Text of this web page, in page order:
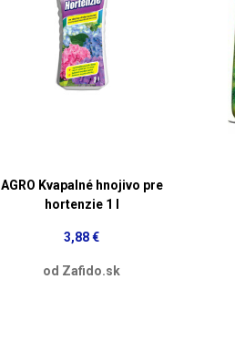
AGRO Kvapalné hnojivo pre
hortenzie 1 l
3,88 €
od Zafido.sk